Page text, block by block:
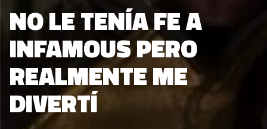
NO LE TENÍA FE A
INFAMOUS PERO
REALMENTE ME
DIVERTÍ